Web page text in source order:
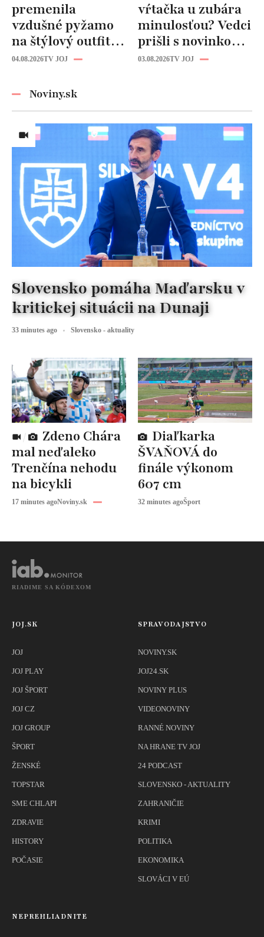
premenila
vzdušné pyžamo
na štýlový outfit:
Tento trik vás
horúčav
04.08.2026TV JOJ
vŕtačka u zubára
minulosťou? Vedci
prišli s novinkou,
ktorá by mohla
03.08.2026TV JOJ
Noviny.sk
mal neďaleko
Trenčína nehodu
na bicykli
17 minutes agoNoviny.sk
ŠVAŇOVÁ do
finále výkonom
607 cm
32 minutes agoŠport
Slovensko pomáha Maďarsku v
kritickej situácii na Dunaji
33 minutes ago Slovensko - aktuality
RIADIME SA KÓDEXOM
JOJ.SK
JOJ
JOJ PLAY
JOJ ŠPORT
JOJ CZ
JOJ GROUP
ŠPORT
ŽENSKÉ
TOPSTAR
SME CHLAPI
ZDRAVIE
HISTORY
POČASIE
SPRAVODAJSTVO
NOVINY.SK
JOJ24.SK
NOVINY PLUS
VIDEONOVINY
RANNÉ NOVINY
NA HRANE TV JOJ
24 PODCAST
SLOVENSKO - AKTUALITY
ZAHRANIČIE
KRIMI
POLITIKA
EKONOMIKA
SLOVÁCI V EÚ
NEPREHLIADNITE